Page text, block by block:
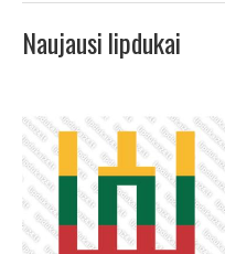
Naujausi lipdukai